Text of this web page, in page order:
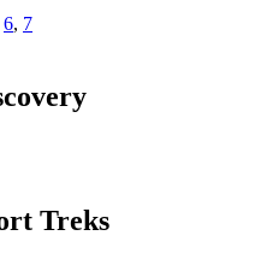
6, 7
Treks